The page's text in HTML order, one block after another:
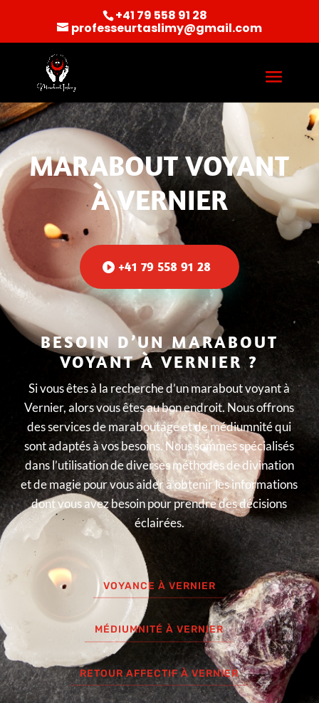
+41 79 558 91 28
professeurtaslimy@gmail.com
MARABOUT VOYANT
À VERNIER
+41 79 558 91 28
BESOIN D’UN MARABOUT
VOYANT À VERNIER ?
Si vous êtes à la recherche d’un marabout voyant à
Vernier, alors vous êtes au bon endroit. Nous offrons
des services de maraboutage et de médiumnité qui
sont adaptés à vos besoins. Nous sommes spécialisés
dans l’utilisation de diverses méthodes de divination
et de magie pour vous aider à obtenir les informations
dont vous avez besoin pour prendre des décisions
éclairées.
VOYANCE À VERNIER
MÉDIUMNITÉ À VERNIER
RETOUR AFFECTIF À VERNIER